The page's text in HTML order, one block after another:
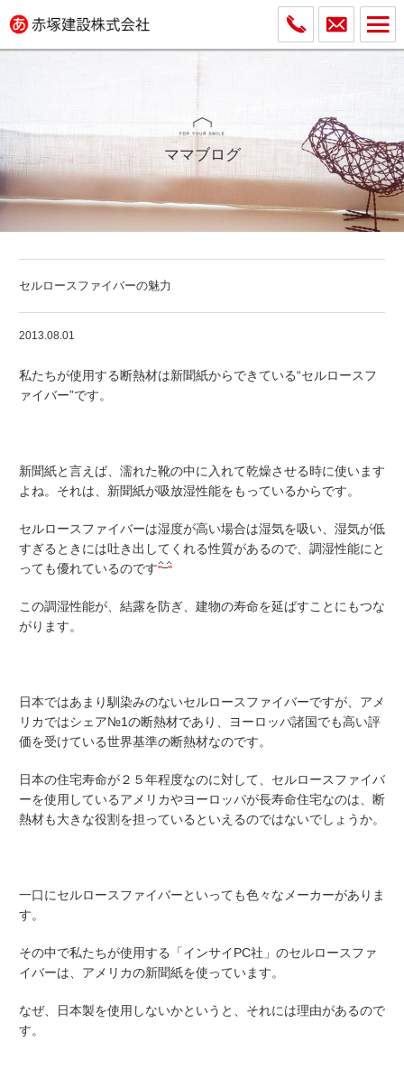
ママブログ
セルロースファイバーの魅力
2013.08.01
私たちが使用する断熱材は新聞紙からできている“セルロースフ
ァイバー”です。
新聞紙と言えば、濡れた靴の中に入れて乾燥させる時に使います
よね。それは、新聞紙が吸放湿性能をもっているからです。
セルロースファイバーは湿度が高い場合は湿気を吸い、湿気が低
すぎるときには吐き出してくれる性質があるので、調湿性能にと
っても優れているのです
この調湿性能が、結露を防ぎ、建物の寿命を延ばすことにもつな
がります。
日本ではあまり馴染みのないセルロースファイバーですが、アメ
リカではシェア№1の断熱材であり、ヨーロッパ諸国でも高い評
価を受けている世界基準の断熱材なのです。
日本の住宅寿命が２５年程度なのに対して、セルロースファイバ
ーを使用しているアメリカやヨーロッパが長寿命住宅なのは、断
熱材も大きな役割を担っているといえるのではないでしょうか。
一口にセルロースファイバーといっても色々なメーカーがありま
す。
その中で私たちが使用する「インサイPC社」のセルロースファ
イバーは、アメリカの新聞紙を使っています。
なぜ、日本製を使用しないかというと、それには理由があるので
す。